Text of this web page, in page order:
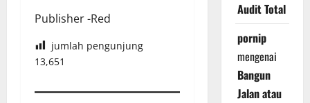
Publisher -Red
jumlah pengunjung
13,651
Audit Total
pornip
mengenai
Bangun
Jalan atau